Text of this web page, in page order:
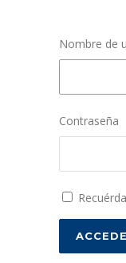
Nombre de
Contraseña